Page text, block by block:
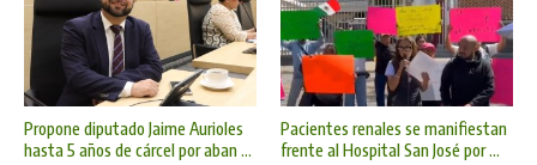
Propone diputado Jaime Aurioles
hasta 5 años de cárcel por aban ...
Pacientes renales se manifiestan
frente al Hospital San José por ...